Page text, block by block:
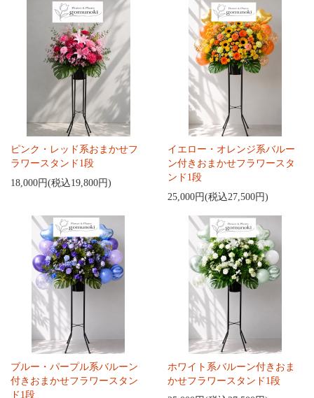
ピンク・レッド系おまかせフ
ラワースタンド1段
18,000円(税込19,800円)
イエロー・オレンジ系バルー
ン付きおまかせフラワースタ
ンド1段
25,000円(税込27,500円)
ブルー・パープル系バルーン
付きおまかせフラワースタン
ド1段
ホワイト系バルーン付きおま
かせフラワースタンド1段